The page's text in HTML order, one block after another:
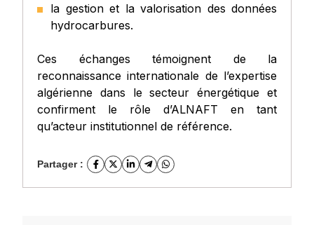
la gestion et la valorisation des données
hydrocarbures.
Ces échanges témoignent de la
reconnaissance internationale de l’expertise
algérienne dans le secteur énergétique et
confirment le rôle d’ALNAFT en tant
qu’acteur institutionnel de référence.
Partager :